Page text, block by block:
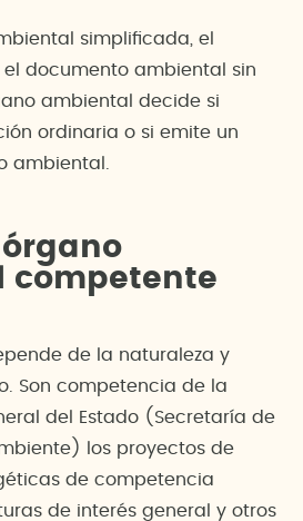
simplificada, el
documento ambiental sin
ambiental decide si
ordinaria o si emite un
ambiental.
competente
de la naturaleza y
Son competencia de la
del Estado (Secretaría de
los proyectos de
de competencia
de interés general y otros